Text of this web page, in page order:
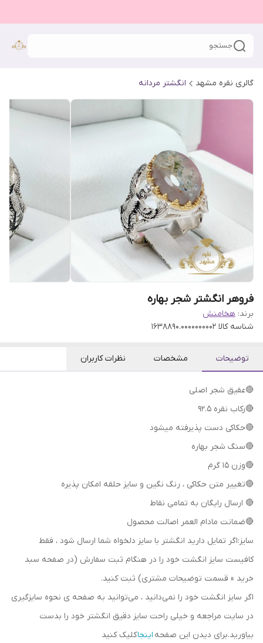
جستجو
گالری نقره مشهد انگشتر مردانه
فروهر انگشتر شجر بهاره
برند: هخامنش
شناسه کالا 1638890.0000000002
توضیحات مشخصات نظرات کاربران
🔴عقیق شجر اصلی
🔴رکاب نقره 92.5
🔴حکاکی دست پذیرفته میشود
🔴سنگ شجر بهاره
🔴وزن 15 گرم
🔴 ارسال رایگان به تمامی نقاط
🔴ضمانت مادام العمر اصالت محصول
سایز:اگر تمایل دارید انگشتر با سایز دلخواه شما ارسال شود ، فقط
کافیست سایز انگشت خود را در هنگام ثبت سفارش (در صفحه سبد
خرید » قسمت توضیحات مشتری) ثبت کنید.
اگر سایز انگشت خود را نمی‌دانید ، می‌توانید به صفحه ی نحوه سایزگیری
در سایت مراجعه و خیلی راحت سایز دقیق انگشتر خود را بدست
بیاورید.برای دیدن این صفحه اینجاکلیک کنید